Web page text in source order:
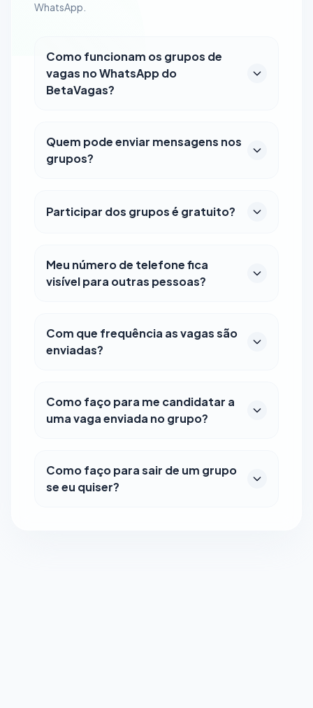
WhatsApp.
Como funcionam os grupos de
vagas no WhatsApp do
BetaVagas?
Quem pode enviar mensagens nos
grupos?
Participar dos grupos é gratuito?
Meu número de telefone fica
visível para outras pessoas?
Com que frequência as vagas são
enviadas?
Como faço para me candidatar a
uma vaga enviada no grupo?
Como faço para sair de um grupo
se eu quiser?